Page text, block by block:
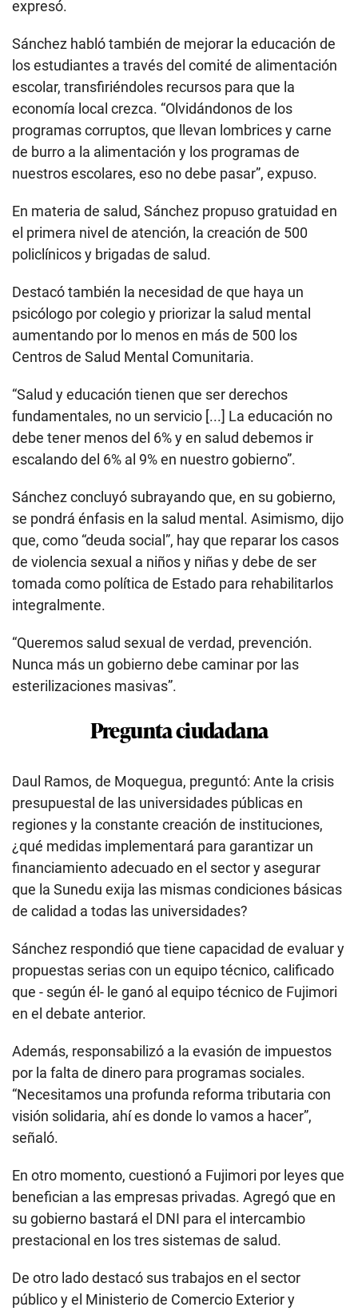
expresó.
Sánchez habló también de mejorar la educación de
los estudiantes a través del comité de alimentación
escolar, transfiriéndoles recursos para que la
economía local crezca. “Olvidándonos de los
programas corruptos, que llevan lombrices y carne
de burro a la alimentación y los programas de
nuestros escolares, eso no debe pasar”, expuso.
En materia de salud, Sánchez propuso gratuidad en
el primera nivel de atención, la creación de 500
policlínicos y brigadas de salud.
Destacó también la necesidad de que haya un
psicólogo por colegio y priorizar la salud mental
aumentando por lo menos en más de 500 los
Centros de Salud Mental Comunitaria.
“Salud y educación tienen que ser derechos
fundamentales, no un servicio [...] La educación no
debe tener menos del 6% y en salud debemos ir
escalando del 6% al 9% en nuestro gobierno”.
Sánchez concluyó subrayando que, en su gobierno,
se pondrá énfasis en la salud mental. Asimismo, dijo
que, como “deuda social”, hay que reparar los casos
de violencia sexual a niños y niñas y debe de ser
tomada como política de Estado para rehabilitarlos
integralmente.
“Queremos salud sexual de verdad, prevención.
Nunca más un gobierno debe caminar por las
esterilizaciones masivas”.
Pregunta ciudadana
Daul Ramos, de Moquegua, preguntó: Ante la crisis
presupuestal de las universidades públicas en
regiones y la constante creación de instituciones,
¿qué medidas implementará para garantizar un
financiamiento adecuado en el sector y asegurar
que la Sunedu exija las mismas condiciones básicas
de calidad a todas las universidades?
Sánchez respondió que tiene capacidad de evaluar y
propuestas serias con un equipo técnico, calificado
que - según él- le ganó al equipo técnico de Fujimori
en el debate anterior.
Además, responsabilizó a la evasión de impuestos
por la falta de dinero para programas sociales.
“Necesitamos una profunda reforma tributaria con
visión solidaria, ahí es donde lo vamos a hacer”,
señaló.
En otro momento, cuestionó a Fujimori por leyes que
benefician a las empresas privadas. Agregó que en
su gobierno bastará el DNI para el intercambio
prestacional en los tres sistemas de salud.
De otro lado destacó sus trabajos en el sector
público y el Ministerio de Comercio Exterior y